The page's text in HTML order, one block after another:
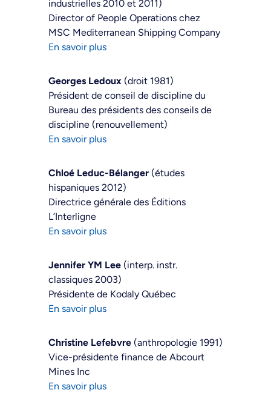
industrielles 2010 et 2011)
Director of People Operations chez
MSC Mediterranean Shipping Company
En savoir plus
Georges Ledoux (droit 1981)
Président de conseil de discipline du
Bureau des présidents des conseils de
discipline (renouvellement)
En savoir plus
Chloé Leduc-Bélanger (études
hispaniques 2012)
Directrice générale des Éditions
L’Interligne
En savoir plus
Jennifer YM Lee (interp. instr.
classiques 2003)
Présidente de Kodaly Québec
En savoir plus
Christine Lefebvre (anthropologie 1991)
Vice-présidente finance de Abcourt
Mines Inc
En savoir plus